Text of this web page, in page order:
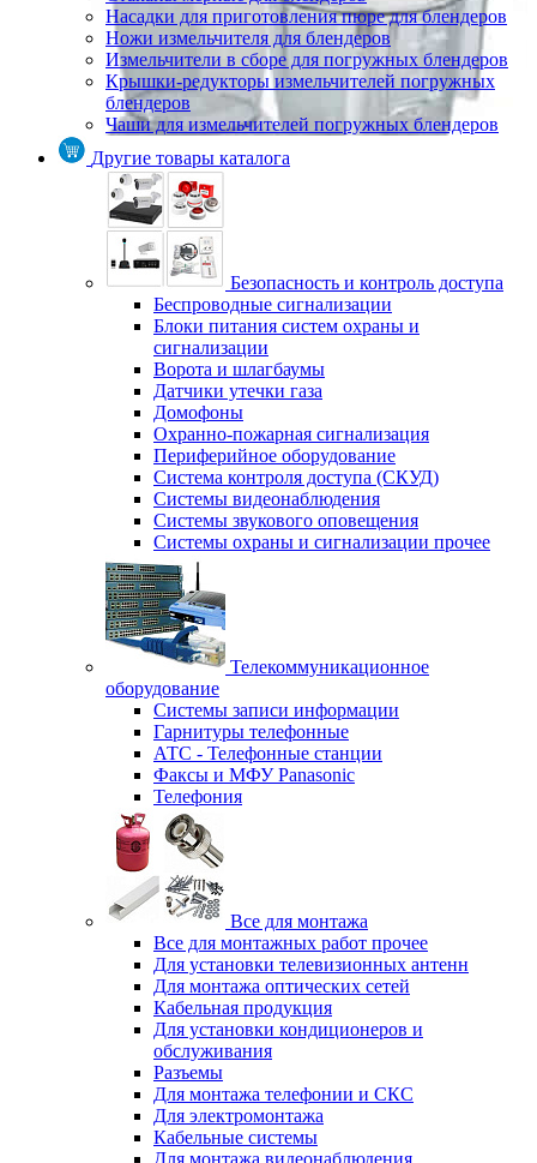
Насадки для приготовления пюре для блендеров
Ножи измельчителя для блендеров
Измельчители в сборе для погружных блендеров
Крышки-редукторы измельчителей погружных
блендеров
Чаши для измельчителей погружных блендеров
Другие товары каталога
Безопасность и контроль доступа
Беспроводные сигнализации
Блоки питания систем охраны и
сигнализации
Ворота и шлагбаумы
Датчики утечки газа
Домофоны
Охранно-пожарная сигнализация
Периферийное оборудование
Система контроля доступа (СКУД)
Системы видеонаблюдения
Системы звукового оповещения
Системы охраны и сигнализации прочее
Телекоммуникационное
оборудование
Системы записи информации
Гарнитуры телефонные
АТС - Телефонные станции
Факсы и МФУ Panasonic
Телефония
Все для монтажа
Все для монтажных работ прочее
Для установки телевизионных антенн
Для монтажа оптических сетей
Кабельная продукция
Для установки кондиционеров и
обслуживания
Разъемы
Для монтажа телефонии и СКС
Для электромонтажа
Кабельные системы
Для монтажа видеонаблюдения